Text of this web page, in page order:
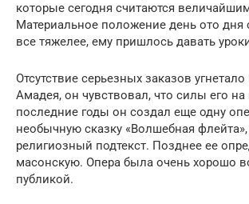
которые сегодня считаются
Материальное положение день ото дня
все тяжелее, ему пришлось давать
Отсутствие серьезных заказов
Амадея, он чувствовал, что силы его на
последние годы он создал еще одну
необычную сказку «Волшебная
религиозный подтекст. Позднее ее
масонскую. Опера была очень хорошо
публикой.